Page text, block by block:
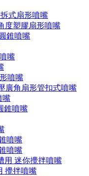
式扇形噴嘴
度塑膠扇形噴嘴
錐噴嘴
嘴
噴嘴
廣角扇形管扣式噴嘴
嘴
錐噴嘴
噴嘴
噴嘴
用 迷你攪拌噴嘴
攪拌噴嘴